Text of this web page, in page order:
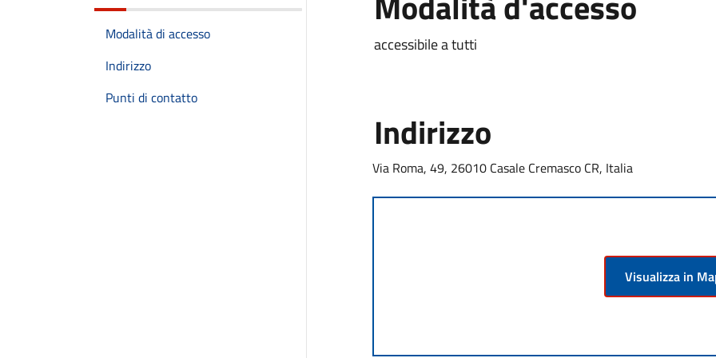
Modalità di accesso
Indirizzo
Punti di contatto
accessibile a tutti
Indirizzo
Via Roma, 49, 26010 Casale Cremasco CR, Italia
Visualizza in